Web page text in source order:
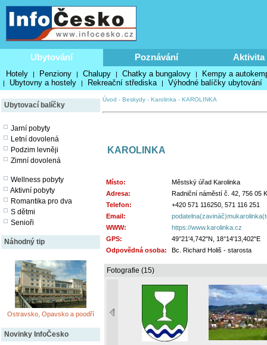
Ubytování Poznávání Aktivita
Hotely | Penziony | Chalupy | Chatky a bungalovy | Kempy a
| Ubytovny a hostely | Rekreační střediska | Výhodné balíčky ubytování
Ubytovací balíčky
Jarní pobyty
Letní dovolená
Podzim levněji
Zimní dovolená
Wellness pobyty
Aktivní pobyty
Romantika pro dva
S dětmi
Senioři
Náhodný tip
Ostravsko, Opavsko a poodří
Novinky InfoČesko
Úvod - Beskydy - Karolinka - KAROLINKA
KAROLINKA
Místo:
Městský úřad Karolinka
Adresa:
Radniční náměstí č. 42, 756 05
Telefon:
+420 571 116250, 571 116 251
Email:
WWW:
https://www.karolinka.cz
GPS:
49°21'4,742"N, 18°14'13,402"E
Odpovědná osoba:
Bc. Richard Holiš - starosta
Fotografie (15)